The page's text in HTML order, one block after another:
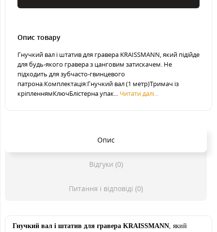
Опис товару
Гнучкий вал і штатив для гравера KRAISSMANN, який підійде
для будь-якого гравера з цанговим затискачем. Не
підходить для зубчасто-гвинцевого
патрона.Комплектація:Гнучкий вал (1 метр)Тримач із
кріпленнямКлючБлістерна упак... Читати далі...
Опис
Відгуки (0)
Питання і відповіді (0)
Гнучкий вал і штатив для гравера KRAISSMANN, який